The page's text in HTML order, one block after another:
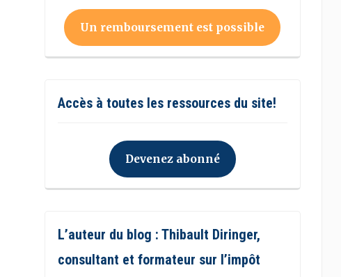
Un remboursement est possible
Accès à toutes les ressources du site!
Devenez abonné
L’auteur du blog : Thibault Diringer,
consultant et formateur sur l’impôt